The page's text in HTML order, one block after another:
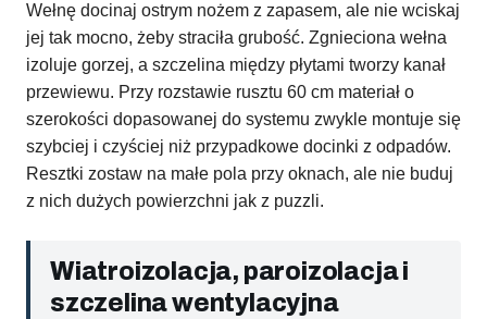
Wełnę docinaj ostrym nożem z zapasem, ale nie wciskaj
jej tak mocno, żeby straciła grubość. Zgnieciona wełna
izoluje gorzej, a szczelina między płytami tworzy kanał
przewiewu. Przy rozstawie rusztu 60 cm materiał o
szerokości dopasowanej do systemu zwykle montuje się
szybciej i czyściej niż przypadkowe docinki z odpadów.
Resztki zostaw na małe pola przy oknach, ale nie buduj
z nich dużych powierzchni jak z puzzli.
Wiatroizolacja, paroizolacja i
szczelina wentylacyjna